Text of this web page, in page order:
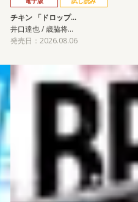
チキン 「ドロップ…
井口達也 / 歳脇将…
発売日：2026.08.06